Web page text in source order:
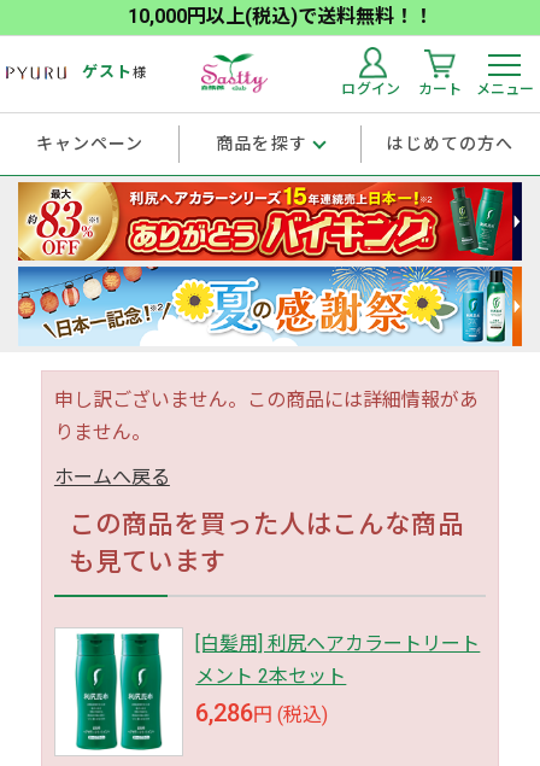
10,000円以上(税込)で送料無料！！
ゲスト様
ログイン カート メニュー
キャンペーン 商品を探す はじめての方へ
申し訳ございません。この商品には詳細情報があ
りません。
ホームへ戻る
この商品を買った人はこんな商品
も見ています
[白髪用] 利尻ヘアカラートリート
メント 2本セット
6,286円 (税込)